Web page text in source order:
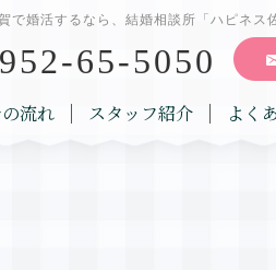
で婚活するなら、結婚相談所「ハピネス
65-5050
流れ スタッフ紹介 よく